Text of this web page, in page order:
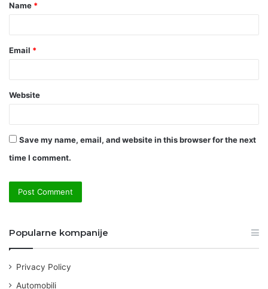
*
Name *
Email *
Website
Save my name, email, and website in this browser for the next
time I comment.
Popularne kompanije
Privacy Policy
Automobili